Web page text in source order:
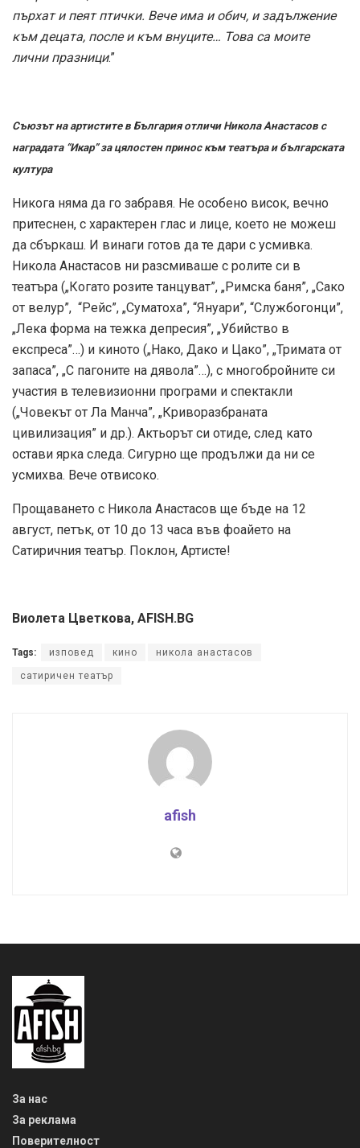
пърхат и пеят птички. Вече има и обич, и задължение
към децата, после и към внуците… Това са моите
лични празници.”
Съюзът на артистите в България отличи Никола Анастасов с
наградата “Икар” за цялостен принос към театъра и българската
култура
Никога няма да го забравя. Не особено висок, вечно
притеснен, с характерен глас и лице, което не можеш
да сбъркаш. И винаги готов да те дари с усмивка.
Никола Анастасов ни разсмиваше с ролите си в
театъра („Когато розите танцуват”, „Римска баня”, „Сако
от велур”, “Рейс”, „Суматоха”, “Януари”, “Службогонци”,
„Лека форма на тежка депресия”, „Убийство в
експреса”…) и киното („Нако, Дако и Цако”, „Тримата от
запаса”, „С пагоните на дявола”…), с многобройните си
участия в телевизионни програми и спектакли
(„Човекът от Ла Манча”, „Криворазбраната
цивилизация” и др.). Актьорът си отиде, след като
остави ярка следа. Сигурно ще продължи да ни се
усмихва. Вече отвисоко.
Прощаването с Никола Анастасов ще бъде на 12
август, петък, от 10 до 13 часа във фоайето на
Сатиричния театър. Поклон, Артисте!
Виолета Цветкова, AFISH.BG
Tags: изповед кино никола анастасов
сатиричен театър
afish
За нас
За реклама
Поверителност